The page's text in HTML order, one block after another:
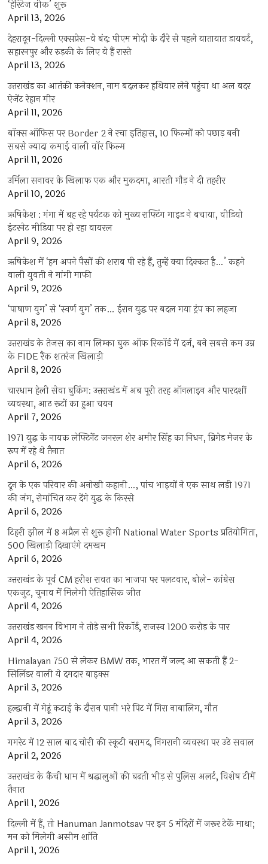
‘हेरिटेज वीक’ शुरू
April 13, 2026
देहरादून-दिल्ली एक्सप्रेस-वे बंद: पीएम मोदी के दौरे से पहले यातायात डायवर्ट,
सहारनपुर और रुड़की के लिए ये हैं रास्ते
April 13, 2026
उत्तराखंड का आतंकी कनेक्शन, नाम बदलकर हथियार लेने पहुंचा था अल बदर
ऐजेंट रेहान मीर
April 11, 2026
बॉक्स ऑफिस पर Border 2 ने रचा इतिहास, 10 फिल्मों को पछाड़ बनी
सबसे ज्यादा कमाई वाली वॉर फिल्म
April 11, 2026
उर्मिला सनावर के खिलाफ एक और मुकदमा, आरती गौड़ ने दी तहरीर
April 10, 2026
ऋषिकेश : गंगा में बह रहे पर्यटक को मुख्य राफ्टिंग गाइड ने बचाया, वीडियो
इंटरनेट मीडिया पर हो रहा वायरल
April 9, 2026
ऋषिकेश में ‘हम अपने पैसों की शराब पी रहे हैं, तुम्हें क्या दिक्कत है…’ कहने
वाली युवती ने मांगी माफी
April 9, 2026
‘पाषाण युग’ से ‘स्वर्ण युग’ तक… ईरान युद्ध पर बदल गया ट्रंप का लहजा
April 8, 2026
उत्तराखंड के तेजस का नाम लिम्का बुक ऑफ रिकॉर्ड में दर्ज, बने सबसे कम उम्र
के FIDE रैंक शतरंज खिलाड़ी
April 8, 2026
चारधाम हेली सेवा बुकिंग: उत्तराखंड में अब पूरी तरह ऑनलाइन और पारदर्शी
व्यवस्था, आठ रूटों का हुआ चयन
April 7, 2026
1971 युद्ध के नायक लेफ्टिनेंट जनरल शेर अमीर सिंह का निधन, ब्रिगेड मेजर के
रूप में रहे थे तैनात
April 6, 2026
दून के एक परिवार की अनोखी कहानी…, पांच भाइयों ने एक साथ लड़ी 1971
की जंग, रोमांचित कर देंगे युद्ध के किस्से
April 6, 2026
टिहरी झील में 8 अप्रैल से शुरू होगी National Water Sports प्रतियोगिता,
500 खिलाड़ी दिखाएंगे दमखम
April 6, 2026
उत्तराखंड के पूर्व CM हरीश रावत का भाजपा पर पलटवार, बोले- कांग्रेस
एकजुट, चुनाव में मिलेगी ऐतिहासिक जीत
April 4, 2026
उत्तराखंड खनन विभाग ने तोड़े सभी रिकॉर्ड, राजस्व 1200 करोड़ के पार
April 4, 2026
Himalayan 750 से लेकर BMW तक, भारत में जल्द आ सकती हैं 2-
सिलिंडर वाली ये दमदार बाइक्स
April 3, 2026
हल्द्वानी में गेहूं कटाई के दौरान पानी भरे पिट में गिरा नाबालिग, मौत
April 3, 2026
गगरेट में 12 साल बाद चोरी की स्कूटी बरामद, निगरानी व्यवस्था पर उठे सवाल
April 2, 2026
उत्तराखंड के कैंची धाम में श्रद्धालुओं की बढ़ती भीड़ से पुलिस अलर्ट, विशेष टीमें
तैनात
April 1, 2026
दिल्ली में हैं, तो Hanuman Janmotsav पर इन 5 मंदिरों में जरूर टेकें माथा;
मन को मिलेगी असीम शांति
April 1, 2026